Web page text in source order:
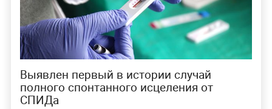
Выявлен первый в истории случай
полного спонтанного исцеления от
СПИДа